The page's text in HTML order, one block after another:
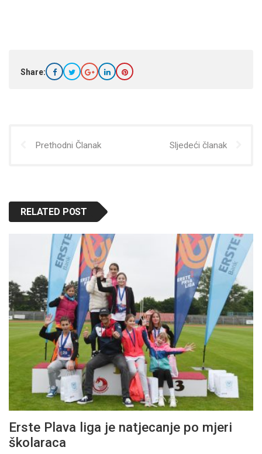
Share:
Prethodni Članak Sljedeći članak
RELATED POST
Erste Plava liga je natjecanje po mjeri
školaraca